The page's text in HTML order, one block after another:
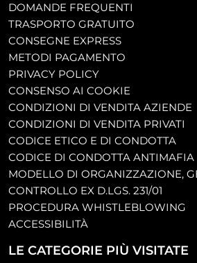
DOMANDE FREQUENTI
TRASPORTO GRATUITO
CONSEGNE EXPRESS
METODI PAGAMENTO
PRIVACY POLICY
CONSENSO AI COOKIE
CONDIZIONI DI VENDITA AZIENDE
CONDIZIONI DI VENDITA PRIVATI
CODICE ETICO E DI CONDOTTA
CODICE DI CONDOTTA ANTIMAFIA
MODELLO DI ORGANIZZAZIONE,
CONTROLLO EX D.LGS. 231/01
PROCEDURA WHISTLEBLOWING
ACCESSIBILITÀ
LE CATEGORIE PIÙ VISITATE